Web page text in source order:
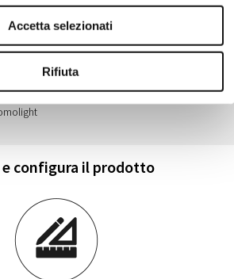
Accetta selezionati
Rifiuta
con
Sedile reclinabile
e configura il prodotto